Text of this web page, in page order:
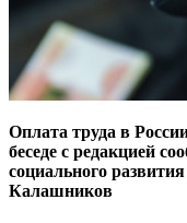
Оплата труда в
беседе с редакцией
социального
Калашников